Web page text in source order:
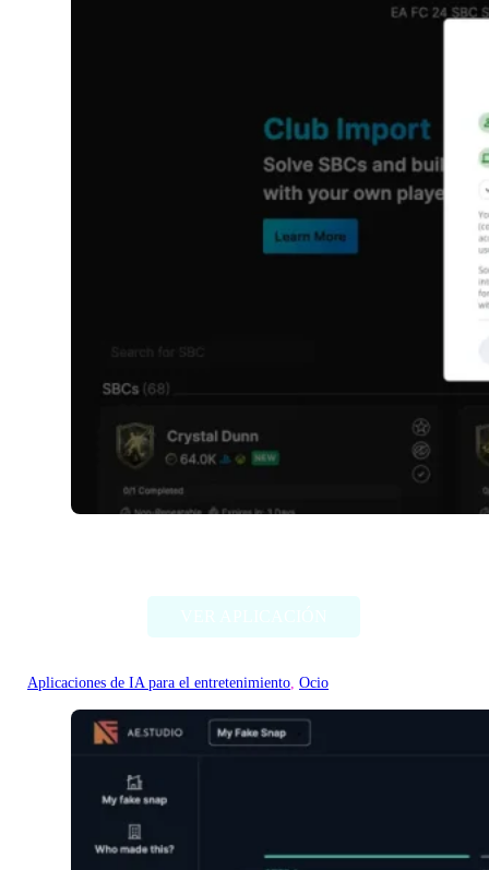
Aplicaciones de IA para el entretenimiento, Ocio